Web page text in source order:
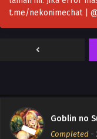
t.me/nekonimechat |
Goblin no
Completed -